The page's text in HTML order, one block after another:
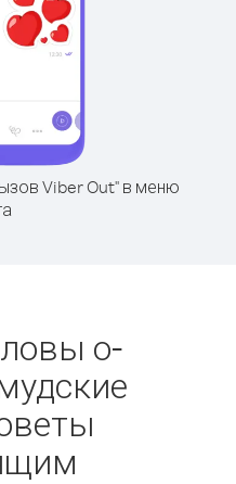
Viber Out" в меню
о-